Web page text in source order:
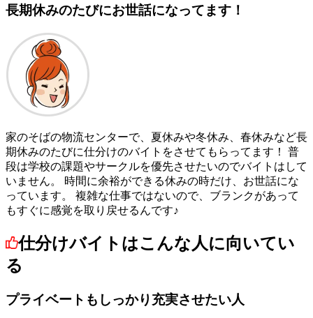
長期休みのたびにお世話になってます！
家のそばの物流センターで、夏休みや冬休み、春休みなど長
期休みのたびに仕分けのバイトをさせてもらってます！ 普
段は学校の課題やサークルを優先させたいのでバイトはして
いません。 時間に余裕ができる休みの時だけ、お世話にな
っています。 複雑な仕事ではないので、ブランクがあって
もすぐに感覚を取り戻せるんです♪
仕分けバイトはこんな人に向いてい
る
プライベートもしっかり充実させたい人